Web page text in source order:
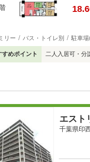
リー バス・トイレ別 駐車
すめポイント 二人入居可・分
エスト
千葉県印